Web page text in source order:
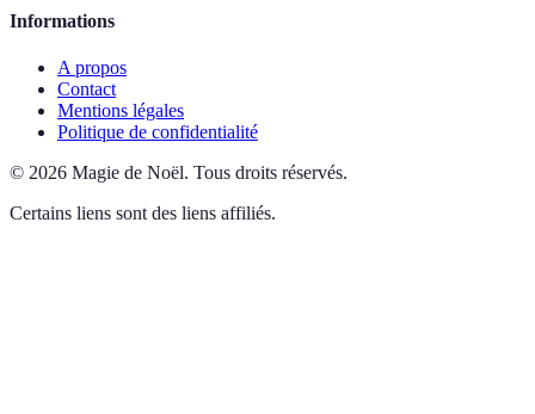
Informations
A propos
Contact
Mentions légales
Politique de confidentialité
© 2026 Magie de Noël. Tous droits réservés.
Certains liens sont des liens affiliés.